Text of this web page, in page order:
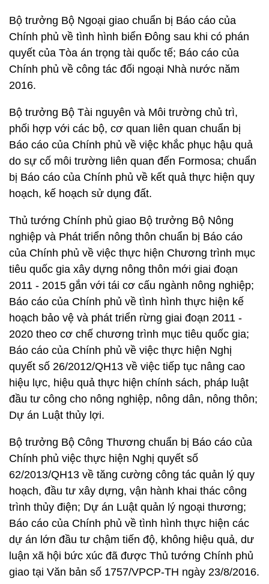
Bộ trưởng Bộ Ngoại giao chuẩn bị Báo cáo của
Chính phủ về tình hình biển Đông sau khi có phán
quyết của Tòa án trọng tài quốc tế; Báo cáo của
Chính phủ về công tác đối ngoại Nhà nước năm
2016.
Bộ trưởng Bộ Tài nguyên và Môi trường chủ trì,
phối hợp với các bộ, cơ quan liên quan chuẩn bị
Báo cáo của Chính phủ về việc khắc phục hậu quả
do sự cố môi trường liên quan đến Formosa; chuẩn
bị Báo cáo của Chính phủ về kết quả thực hiện quy
hoạch, kế hoạch sử dụng đất.
Thủ tướng Chính phủ giao Bộ trưởng Bộ Nông
nghiệp và Phát triển nông thôn chuẩn bị Báo cáo
của Chính phủ về việc thực hiện Chương trình mục
tiêu quốc gia xây dựng nông thôn mới giai đoạn
2011 - 2015 gắn với tái cơ cấu ngành nông nghiệp;
Báo cáo của Chính phủ về tình hình thực hiện kế
hoạch bảo vệ và phát triển rừng giai đoạn 2011 -
2020 theo cơ chế chương trình mục tiêu quốc gia;
Báo cáo của Chính phủ về việc thực hiện Nghị
quyết số 26/2012/QH13 về việc tiếp tục nâng cao
hiệu lực, hiệu quả thực hiện chính sách, pháp luật
đầu tư công cho nông nghiệp, nông dân, nông thôn;
Dự án Luật thủy lợi.
Bộ trưởng Bộ Công Thương chuẩn bị Báo cáo của
Chính phủ việc thực hiện Nghị quyết số
62/2013/QH13 về tăng cường công tác quản lý quy
hoạch, đầu tư xây dựng, vận hành khai thác công
trình thủy điện; Dự án Luật quản lý ngoại thương;
Báo cáo của Chính phủ về tình hình thực hiện các
dự án lớn đầu tư chậm tiến độ, không hiệu quả, dư
luận xã hội bức xúc đã được Thủ tướng Chính phủ
giao tại Văn bản số 1757/VPCP-TH ngày 23/8/2016.